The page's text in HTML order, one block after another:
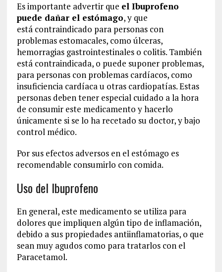
Es importante advertir que el Ibuprofeno
puede dañar el estómago, y que
está contraindicado para personas con
problemas estomacales, como úlceras,
hemorragias gastrointestinales o colitis. También
está contraindicada, o puede suponer problemas,
para personas con problemas cardíacos, como
insuficiencia cardíaca u otras cardiopatías. Estas
personas deben tener especial cuidado a la hora
de consumir este medicamento y hacerlo
únicamente si se lo ha recetado su doctor, y bajo
control médico.
Por sus efectos adversos en el estómago es
recomendable consumirlo con comida.
Uso del Ibuprofeno
En general, este medicamento se utiliza para
dolores que impliquen algún tipo de inflamación,
debido a sus propiedades antiinflamatorias, o que
sean muy agudos como para tratarlos con el
Paracetamol.